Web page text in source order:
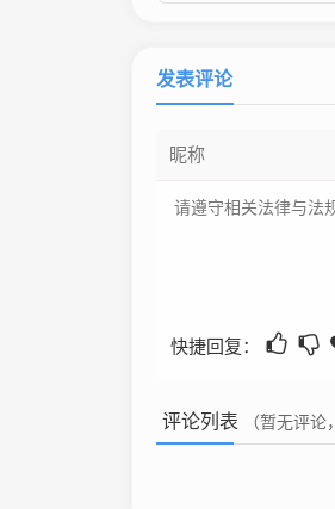
发表评论
快捷回复：
评论列表 （暂无评论，